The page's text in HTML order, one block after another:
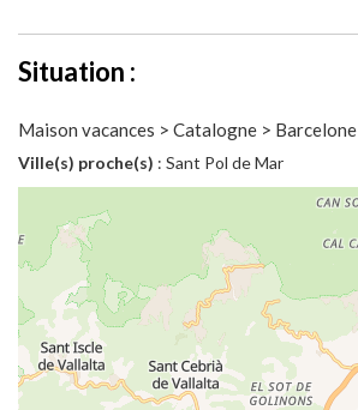
Situation :
Maison vacances > Catalogne >
Ville(s) proche(s) : Sant Pol de Mar